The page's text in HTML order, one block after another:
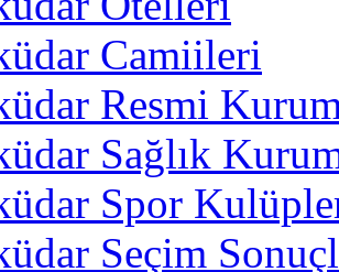
Camiileri
Resmi
Sağlık
Spor
Seçim